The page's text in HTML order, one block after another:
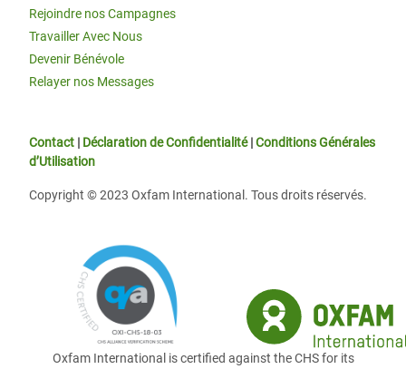
Rejoindre nos Campagnes
Travailler Avec Nous
Devenir Bénévole
Relayer nos Messages
Contact | Déclaration de Confidentialité|Conditions Générales
d’Utilisation
Copyright © 2023 Oxfam International. Tous droits réservés.
Oxfam International is certified against the CHS for its